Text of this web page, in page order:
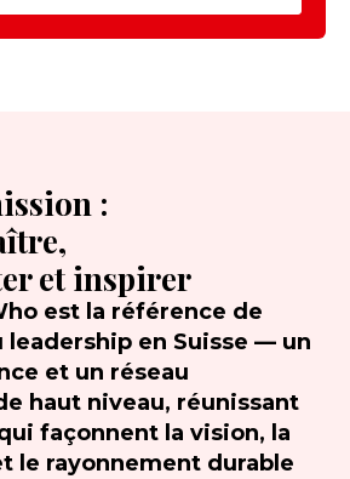
:
et inspirer
est la référence de
leadership en Suisse — un
et un réseau
haut niveau, réunissant
façonnent la vision, la
le rayonnement durable